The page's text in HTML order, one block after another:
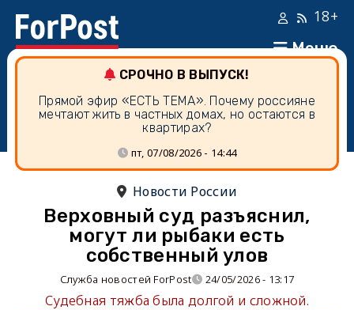
Меню
18+
СРОЧНО В ВЫПУСК!
Прямой эфир «ЕСТЬ ТЕМА». Почему россияне
мечтают жить в частных домах, но остаются в
квартирах?
пт, 07/08/2026 - 14:44
Новости России
Верховный суд разъяснил,
могут ли рыбаки есть
собственный улов
Служба новостей ForPost 24/05/2026 - 13:17
Судебная тяжба была долгой и сложной.